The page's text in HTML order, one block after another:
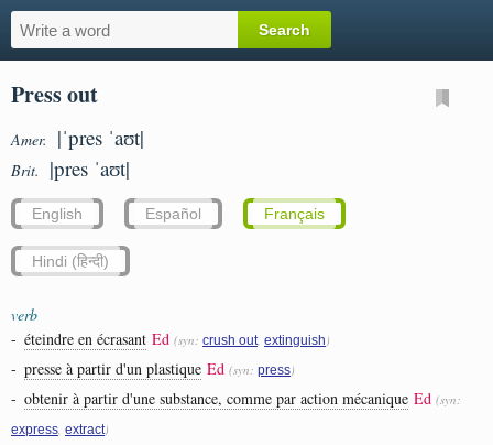
Press out
Amer. |ˈpres ˈaʊt|
Brit. |pres ˈaʊt|
English Español Français
Hindi (हिन्दी)
verb
- éteindre en écrasant Ed (syn: crush out, extinguish)
- presse à partir d'un plastique Ed (syn: press)
- obtenir à partir d'une substance, comme par action mécanique Ed (syn:
express, extract)